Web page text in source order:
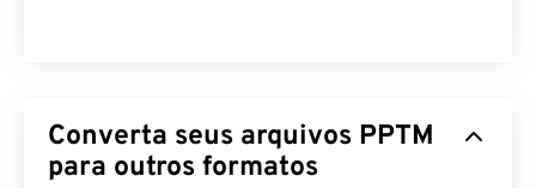
Converta seus arquivos PPTM
para outros formatos